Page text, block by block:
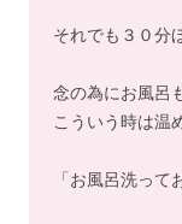
それでも３０分
念の為にお風呂
こういう時は温
「お風呂洗って